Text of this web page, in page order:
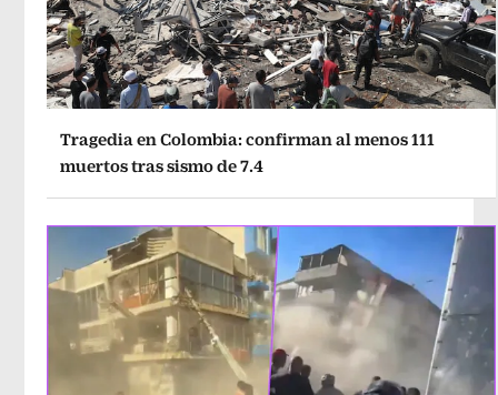
Tragedia en Colombia: confirman al menos 111
muertos tras sismo de 7.4